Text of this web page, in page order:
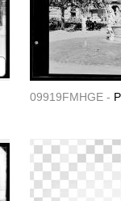
09919FMHGE -